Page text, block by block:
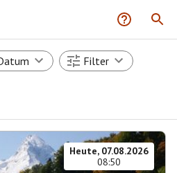
Filter
Heute, 07.08.2026
08:50